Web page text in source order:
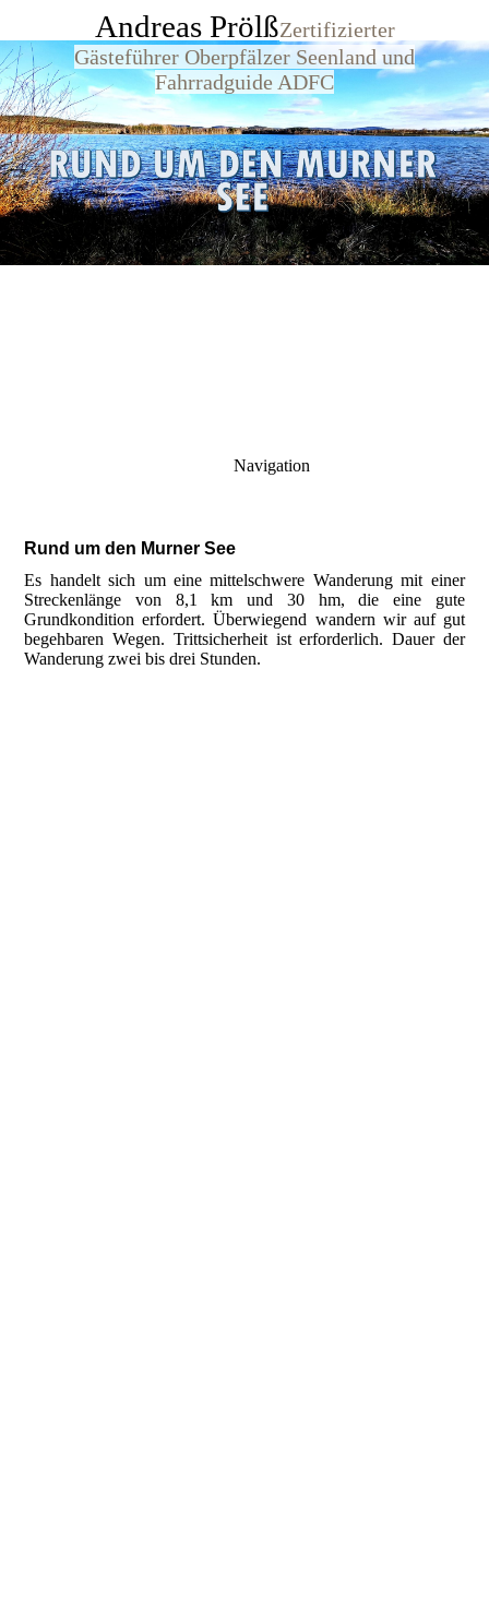
Andreas PrölßZertifizierter
Gästeführer Oberpfälzer Seenland und
Fahrradguide ADFC
Navigation
Rund um den Murner See
Es handelt sich um eine mittelschwere Wanderung mit einer
Streckenlänge von 8,1 km und 30 hm, die eine gute
Grundkondition erfordert. Überwiegend wandern wir auf gut
begehbaren Wegen. Trittsicherheit ist erforderlich. Dauer der
Wanderung zwei bis drei Stunden.